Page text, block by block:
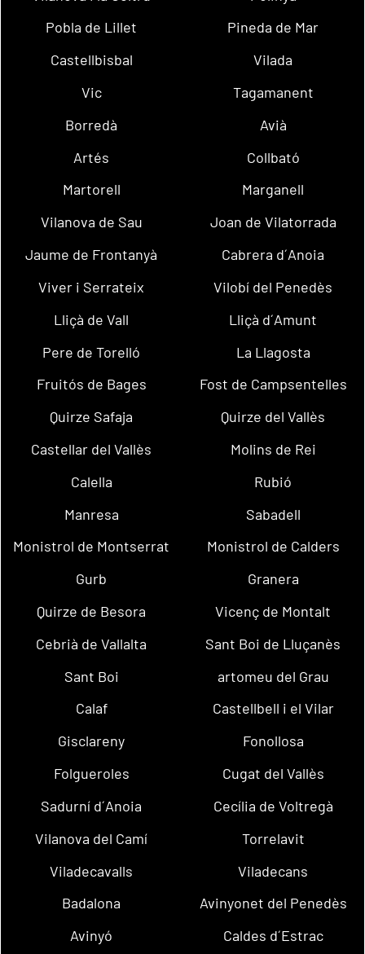
Pobla de Lillet
Pineda de Mar
Castellbisbal
Vilada
Vic
Tagamanent
Borredà
Avià
Artés
Collbató
Martorell
Marganell
Vilanova de Sau
Joan de Vilatorrada
Jaume de Frontanyà
Cabrera d´Anoia
Viver i Serrateix
Vilobí del Penedès
Lliçà de Vall
Lliçà d´Amunt
Pere de Torelló
La Llagosta
Fruitós de Bages
Fost de Campsentelles
Quirze Safaja
Quirze del Vallès
Castellar del Vallès
Molins de Rei
Calella
Rubió
Manresa
Sabadell
Monistrol de Montserrat
Monistrol de Calders
Gurb
Granera
Quirze de Besora
Vicenç de Montalt
Cebrià de Vallalta
Sant Boi de Lluçanès
Sant Boi
artomeu del Grau
Calaf
Castellbell i el Vilar
Gisclareny
Fonollosa
Folgueroles
Cugat del Vallès
Sadurní d´Anoia
Cecília de Voltregà
Vilanova del Camí
Torrelavit
Viladecavalls
Viladecans
Badalona
Avinyonet del Penedès
Avinyó
Caldes d´Estrac